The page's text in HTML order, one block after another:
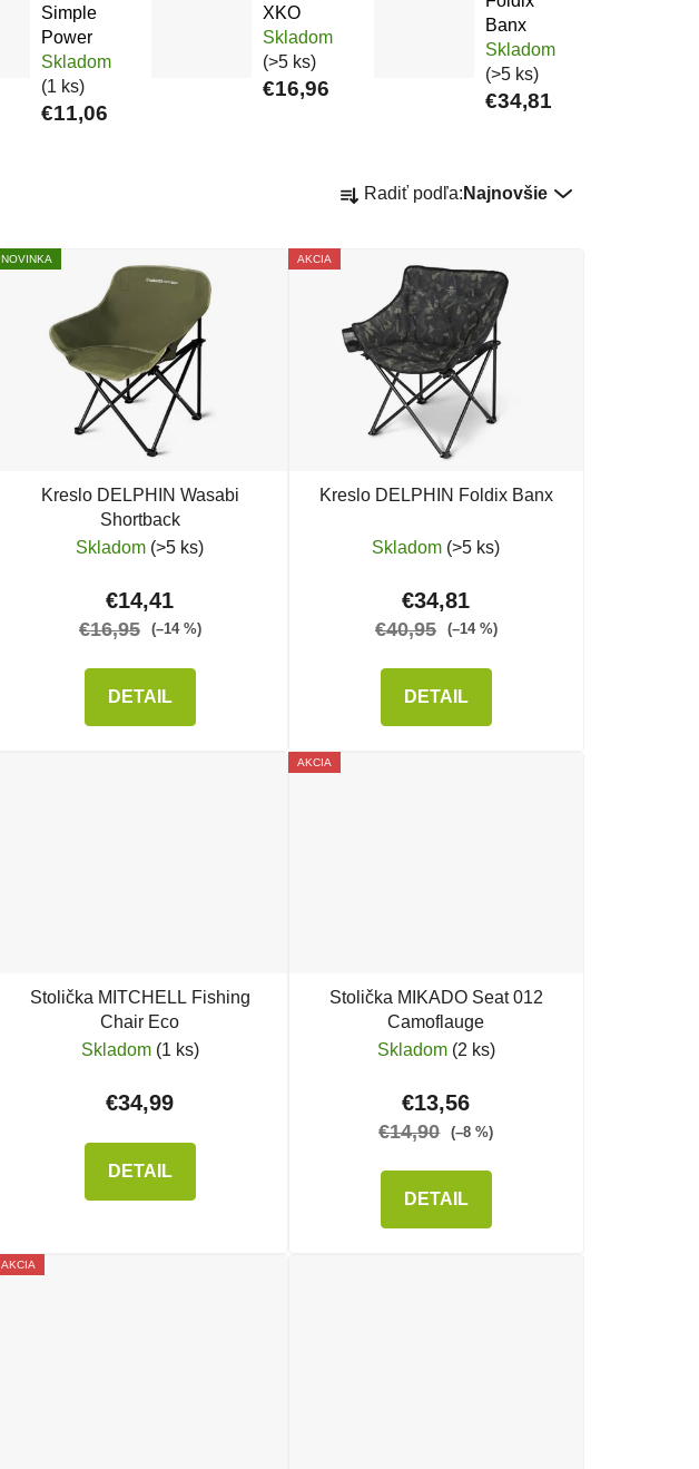
Simple
Power
Skladom
(1 ks)
€11,06
XKO
Skladom
(>5 ks)
€16,96
Banx
Skladom
(>5 ks)
€34,81
Radenie produktov
Radiť podľa: Najnovšie
NOVINKA
Kreslo DELPHIN Wasabi
Shortback
Skladom (>5 ks)
€14,41
€16,95 (–14 %)
DETAIL
AKCIA
Kreslo DELPHIN Foldix Banx
Skladom (>5 ks)
€34,81
€40,95 (–14 %)
DETAIL
Stolička MITCHELL Fishing
Chair Eco
Skladom (1 ks)
€34,99
DETAIL
AKCIA
Stolička MIKADO Seat 012
Camoflauge
Skladom (2 ks)
€13,56
€14,90 (–8 %)
DETAIL
AKCIA